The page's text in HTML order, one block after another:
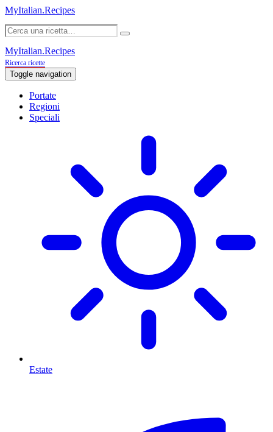
MyItalian.Recipes
MyItalian.Recipes
Ricerca ricette
Toggle navigation
Portate
Regioni
Speciali
Estate